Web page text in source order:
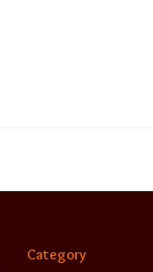
Category